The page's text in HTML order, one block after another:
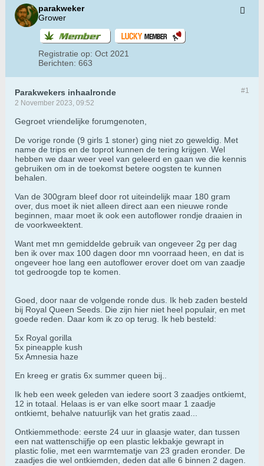
parakweker
Grower
Registratie op: Oct 2021
Berichten: 663
#1
Parakwekers inhaalronde
2 November 2023, 09:52
Gegroet vriendelijke forumgenoten,
De vorige ronde (9 girls 1 stoner) ging niet zo geweldig. Met
name de trips en de toprot kunnen de tering krijgen. Wel
hebben we daar weer veel van geleerd en gaan we die kennis
gebruiken om in de toekomst betere oogsten te kunnen
behalen.
Van de 300gram bleef door rot uiteindelijk maar 180 gram
over, dus moet ik niet alleen direct aan een nieuwe ronde
beginnen, maar moet ik ook een autoflower rondje draaien in
de voorkweektent.
Want met mn gemiddelde gebruik van ongeveer 2g per dag
ben ik over max 100 dagen door mn voorraad heen, en dat is
ongeveer hoe lang een autoflower erover doet om van zaadje
tot gedroogde top te komen.
Goed, door naar de volgende ronde dus. Ik heb zaden besteld
bij Royal Queen Seeds. Die zijn hier niet heel populair, en met
goede reden. Daar kom ik zo op terug. Ik heb besteld:
5x Royal gorilla
5x pineapple kush
5x Amnesia haze
En kreeg er gratis 6x summer queen bij..
Ik heb een week geleden van iedere soort 3 zaadjes ontkiemt,
12 in totaal. Helaas is er van elke soort maar 1 zaadje
ontkiemt, behalve natuurlijk van het gratis zaad...
Ontkiemmethode: eerste 24 uur in glaasje water, dan tussen
een nat wattenschijfje op een plastic lekbakje gewrapt in
plastic folie, met een warmtematje van 23 graden eronder. De
zaadjes die wel ontkiemden, deden dat alle 6 binnen 2 dagen.